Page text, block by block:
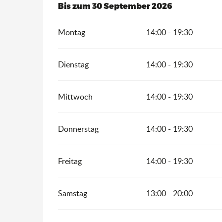
vom1 Mai 2026bis zum30 September
Bis zum 30 September 2026
Montag 14:00 - 19:30
Dienstag 14:00 - 19:30
Mittwoch 14:00 - 19:30
Donnerstag 14:00 - 19:30
Freitag 14:00 - 19:30
Samstag 13:00 - 20:00